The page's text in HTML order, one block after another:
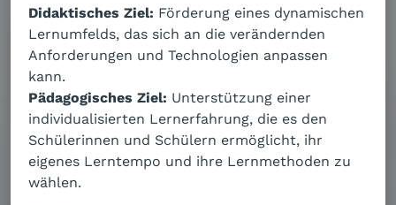
Didaktisches Ziel: Förderung eines dynamischen
Lernumfelds, das sich an die verändernden
Anforderungen und Technologien anpassen
kann.
Pädagogisches Ziel: Unterstützung einer
individualisierten Lernerfahrung, die es den
Schülerinnen und Schülern ermöglicht, ihr
eigenes Lerntempo und ihre Lernmethoden zu
wählen.